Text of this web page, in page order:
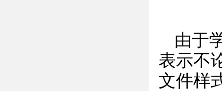
由于
表示不
文件样